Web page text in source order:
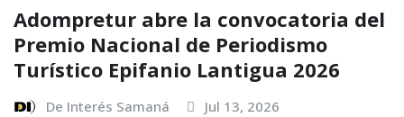
Adompretur abre la convocatoria del
Premio Nacional de Periodismo
Turístico Epifanio Lantigua 2026
De Interés Samaná Jul 13, 2026